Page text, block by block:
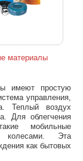
материалы
имеют простую
управления,
Теплый воздух
Для облегчения
мобильные
колесами. Эта
как бытовых